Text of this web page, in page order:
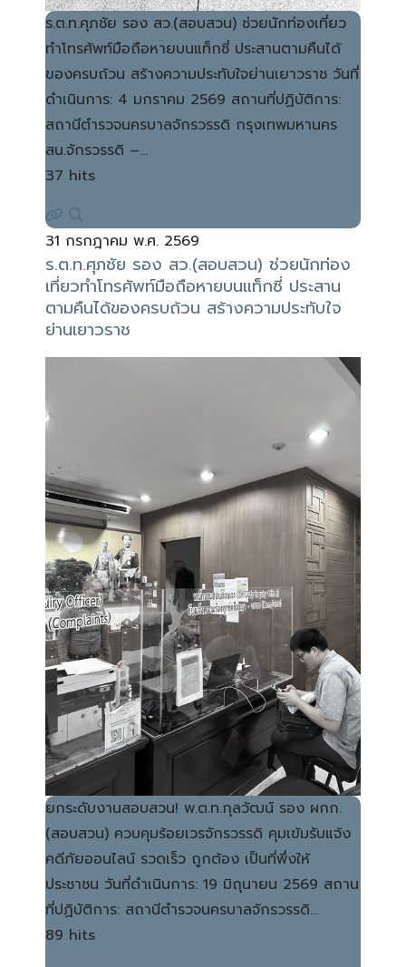
ร.ต.ท.ศุภชัย รอง สว.(สอบสวน) ช่วยนักท่องเที่ยว
ทำโทรศัพท์มือถือหายบนแท็กซี่ ประสานตามคืนได้
ของครบถ้วน สร้างความประทับใจย่านเยาวราช วันที่
ดำเนินการ: 4 มกราคม 2569 สถานที่ปฏิบัติการ:
สถานีตำรวจนครบาลจักรวรรดิ กรุงเทพมหานคร
สน.จักรวรรดิ –…
37 hits
31 กรกฎาคม พ.ศ. 2569
ร.ต.ท.ศุภชัย รอง สว.(สอบสวน) ช่วยนักท่อง
เที่ยวทำโทรศัพท์มือถือหายบนแท็กซี่ ประสาน
ตามคืนได้ของครบถ้วน สร้างความประทับใจ
ย่านเยาวราช
ยกระดับงานสอบสวน! พ.ต.ท.กุลวัฒน์ รอง ผกก.
(สอบสวน) ควบคุมร้อยเวรจักรวรรดิ คุมเข้มรับแจ้ง
คดีภัยออนไลน์ รวดเร็ว ถูกต้อง เป็นที่พึ่งให้
ประชาชน วันที่ดำเนินการ: 19 มิถุนายน 2569 สถาน
ที่ปฏิบัติการ: สถานีตำรวจนครบาลจักรวรรดิ…
89 hits